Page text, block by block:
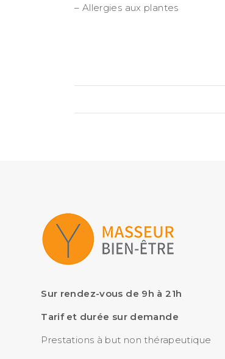
– Allergies aux plantes
Sur rendez-vous de 9h à 21h
Tarif et durée sur demande
Prestations à but non thérapeutique